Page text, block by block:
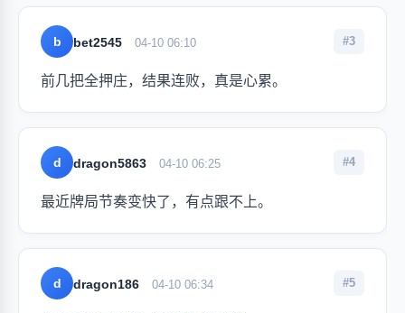
b bet2545 04-10 06:10 #3
前几把全押庄，结果连败，真是心累。
d dragon5863 04-10 06:25 #4
最近牌局节奏变快了，有点跟不上。
d dragon186 04-10 06:34 #5